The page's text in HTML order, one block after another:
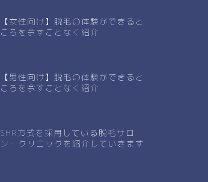
【女性向け】脱毛の体験ができると
ころを余すことなく紹介
【男性向け】脱毛の体験ができると
ころを余すことなく紹介
SHR方式を採用している脱毛サロ
ン・クリニックを紹介していきます